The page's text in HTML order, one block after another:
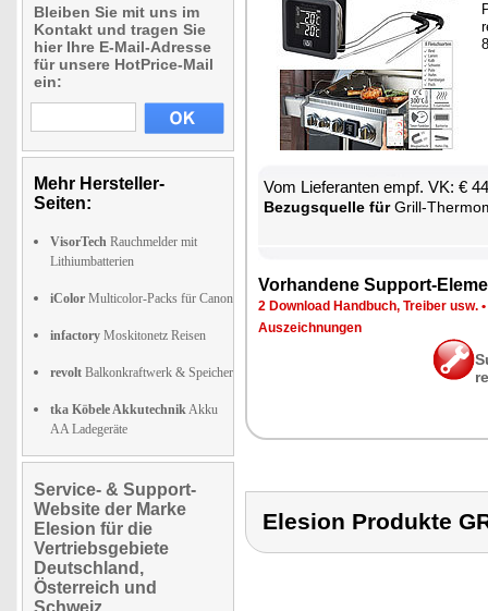
Bleiben Sie mit uns im
Kontakt und tragen Sie
hier Ihre E-Mail-Adresse
für unsere HotPrice-Mail
ein:
Mehr Hersteller-
Seiten:
VisorTech Rauchmelder mit
Lithiumbatterien
iColor Multicolor-Packs für Canon
infactory Moskitonetz Reisen
revolt Balkonkraftwerk & Speicher
tka Köbele AkkutechnikAkku
AA Ladegeräte
Service- & Support-
Website der Marke
Elesion für die
Vertriebsgebiete
Deutschland,
Österreich und
Schweiz
Vom Lie­fe­ran­ten empf. VK: €
Be­zugs­quel­le fürGrill-
Vor­han­de­ne Sup­port-
2 Down­load Hand­buch, Trei­ber usw. •
Aus­zeich­nun­gen
Elesion Produkte